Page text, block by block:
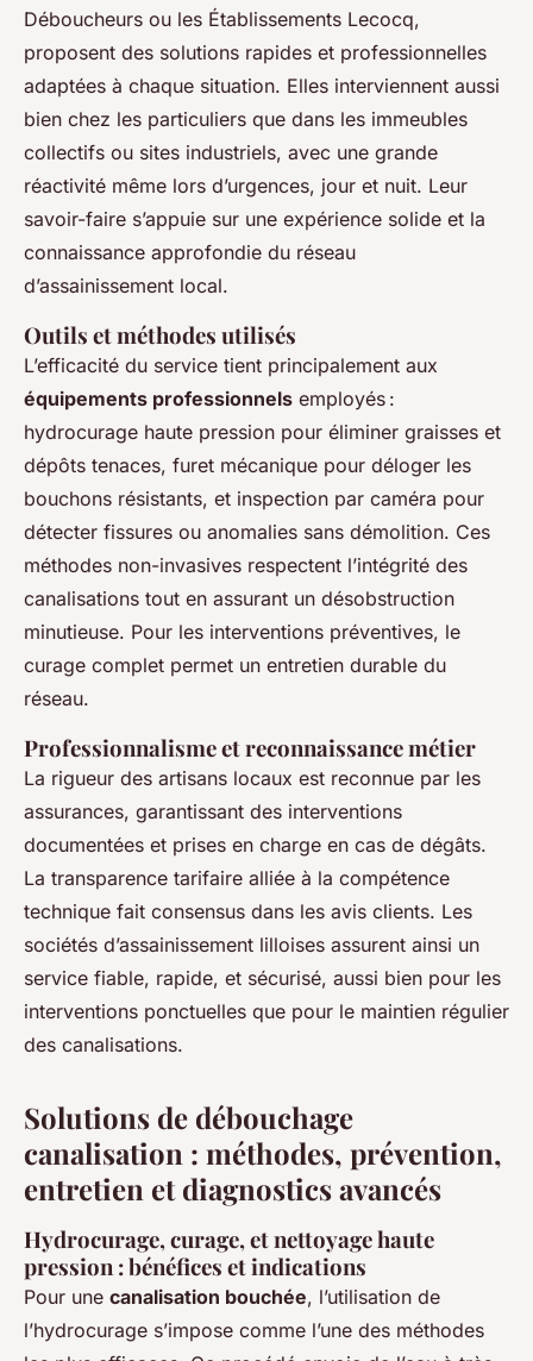
Déboucheurs ou les Établissements Lecocq,
proposent des solutions rapides et professionnelles
adaptées à chaque situation. Elles interviennent aussi
bien chez les particuliers que dans les immeubles
collectifs ou sites industriels, avec une grande
réactivité même lors d’urgences, jour et nuit. Leur
savoir-faire s’appuie sur une expérience solide et la
connaissance approfondie du réseau
d’assainissement local.
Outils et méthodes utilisés
L’efficacité du service tient principalement aux
équipements professionnels employés :
hydrocurage haute pression pour éliminer graisses et
dépôts tenaces, furet mécanique pour déloger les
bouchons résistants, et inspection par caméra pour
détecter fissures ou anomalies sans démolition. Ces
méthodes non-invasives respectent l’intégrité des
canalisations tout en assurant un désobstruction
minutieuse. Pour les interventions préventives, le
curage complet permet un entretien durable du
réseau.
Professionnalisme et reconnaissance métier
La rigueur des artisans locaux est reconnue par les
assurances, garantissant des interventions
documentées et prises en charge en cas de dégâts.
La transparence tarifaire alliée à la compétence
technique fait consensus dans les avis clients. Les
sociétés d’assainissement lilloises assurent ainsi un
service fiable, rapide, et sécurisé, aussi bien pour les
interventions ponctuelles que pour le maintien régulier
des canalisations.
Solutions de débouchage
canalisation : méthodes, prévention,
entretien et diagnostics avancés
Hydrocurage, curage, et nettoyage haute
pression : bénéfices et indications
Pour une canalisation bouchée, l’utilisation de
l’hydrocurage s’impose comme l’une des méthodes